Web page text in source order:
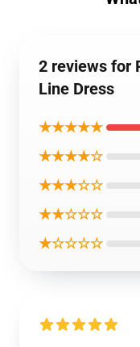
2 reviews for
Line Dress
★★★★★
★★★★☆
★★★☆☆
★★☆☆☆
★☆☆☆☆